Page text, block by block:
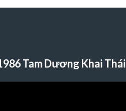
Tam Dương Khai Thái